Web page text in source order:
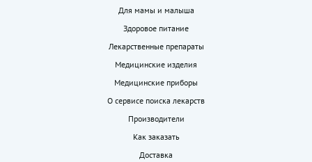
Для мамы и малыша
Здоровое питание
Лекарственные препараты
Медицинские изделия
Медицинские приборы
О сервисе поиска лекарств
Производители
Как заказать
Доставка